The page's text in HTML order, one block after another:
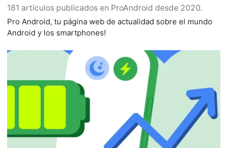
181 artículos publicados en ProAndroid desde 2020.
Pro Android, tu página web de actualidad sobre el mundo
Android y los smartphones!